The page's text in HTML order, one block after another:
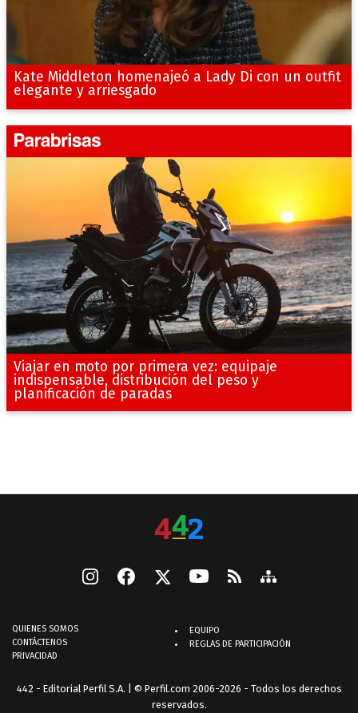
Kate Middleton homenajeó a Lady Di con un outfit
elegante y arriesgado
Viajar en moto por primera vez: equipaje
indispensable, distribución del peso y
planificación de paradas
QUIENES SOMOS
CONTÁCTENOS
PRIVACIDAD
EQUIPO
REGLAS DE PARTICIPACIÓN
442 - Editorial Perfil S.A. | © Perfil.com 2006-2026 - Todos los derechos
reservados.